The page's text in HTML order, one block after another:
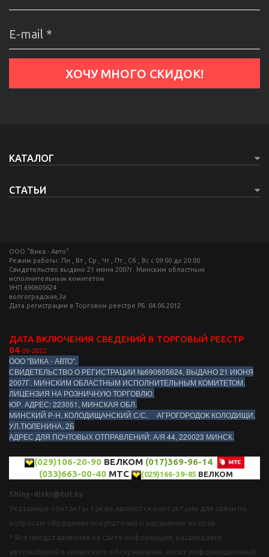
КАТАЛОГ
СТАТЬИ
ООО "Вика - Авто"
Режим работы: Пн , Вт , Ср , Чт , Пт , Сб , Вс c 09:00 до 20:00
Свидетельство выдано 21 июня 2007г. Минским областным
исполнительным комитетом
УНП 690605624
волгоградская,3а
Дата регистрации в Торговом реестре РБ: 04.06.2012
ДАТА ВКЛЮЧЕНИЯ СВЕДЕНИЙ В ТОРГОВЫЙ РЕЕСТР
04-06-2012
ООО "ВИКА - АВТО".
СВИДЕТЕЛЬСТВО О РЕГИСТРАЦИИ №690605624, ВЫДАНО 21 ИЮНЯ
2007Г. МИНСКИМ ОБЛАСТНЫМ ИСПОЛНИТЕЛЬНЫМ КОМИТЕТОМ.
ЛИЦЕНЗИЯ НА РОЗНИЧНУЮ ТОРГОВЛЮ.
ЮР. АДРЕС: 223051, МИНСКАЯ ОБЛ.
МИНСКИЙ Р-Н, КОЛОДИЩАНСКИЙ С/С, АГРОГОРОДОК КОЛОДИЩИ,
УЛ.ТЮЛЕНИНА, 2Б
АДРЕС ДЛЯ ПОЧТОВЫХ ОТПРАВЛЕНИЙ: А/Я 44, 220023 МИНСК.
(029)106-20-90 ВЕЛКОМ (017)369-96-14
(033)663-00-40МТС (029)166-39-85 ВЕЛКОМ
Shiny-diski@tut.by
Указанные контакты также являются контактами для связи по
вопросам обращения покупателей о нарушении их прав.
* Вся представленная на сайте информация, касающаяся
автомобилей и сервисного обслуживания, носит информационный